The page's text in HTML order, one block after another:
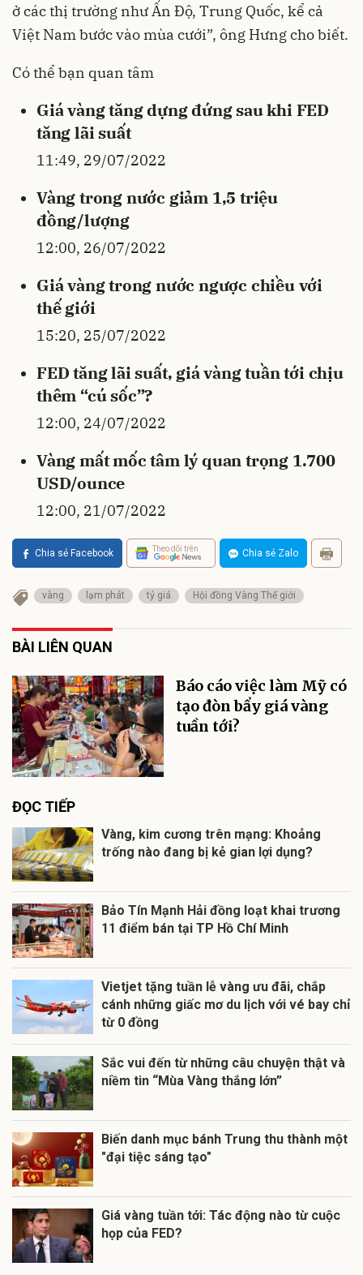
ở các thị trường như Ấn Độ, Trung Quốc, kể cả
Việt Nam bước vào mùa cưới”, ông Hưng cho biết.
Có thể bạn quan tâm
Giá vàng tăng dựng đứng sau khi FED
tăng lãi suất
11:49, 29/07/2022
Vàng trong nước giảm 1,5 triệu
đồng/lượng
12:00, 26/07/2022
Giá vàng trong nước ngược chiều với
thế giới
15:20, 25/07/2022
FED tăng lãi suất, giá vàng tuần tới chịu
thêm “cú sốc”?
12:00, 24/07/2022
Vàng mất mốc tâm lý quan trọng 1.700
USD/ounce
12:00, 21/07/2022
Chia sẻ Facebook Theo dõi trên Chia sẻ Zalo
vàng lạm phát tỷ giá Hội đồng Vàng Thế giới
BÀI LIÊN QUAN
Báo cáo việc làm Mỹ có
tạo đòn bẩy giá vàng
tuần tới?
ĐỌC TIẾP
Vàng, kim cương trên mạng: Khoảng
trống nào đang bị kẻ gian lợi dụng?
Bảo Tín Mạnh Hải đồng loạt khai trương
11 điểm bán tại TP Hồ Chí Minh
Vietjet tặng tuần lễ vàng ưu đãi, chắp
cánh những giấc mơ du lịch với vé bay chỉ
từ 0 đồng
Sắc vui đến từ những câu chuyện thật và
niềm tin “Mùa Vàng thắng lớn”
Biến danh mục bánh Trung thu thành một
"đại tiệc sáng tạo"
Giá vàng tuần tới: Tác động nào từ cuộc
họp của FED?